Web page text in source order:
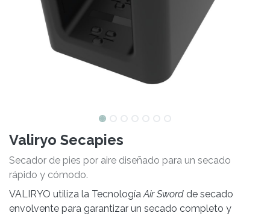
Valiryo Secapies
Secador de pies por aire diseñado para un secado
rápido y cómodo.
VALIRYO utiliza la TecnologíaAir Sword de secado
envolvente para garantizar un secado completo y